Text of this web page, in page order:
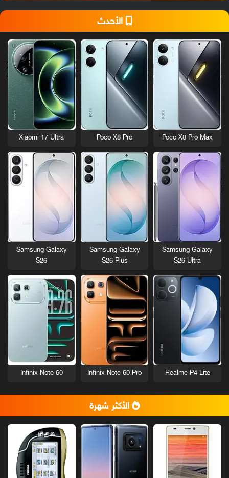
الأحدث
Poco X8 Pro Max
Poco X8 Pro
Xiaomi 17 Ultra
Samsung Galaxy
S26 Ultra
Samsung Galaxy
S26 Plus
Samsung Galaxy
S26
Realme P4 Lite
Infinix Note 60 Pro
Infinix Note 60
الأكثر شهرة